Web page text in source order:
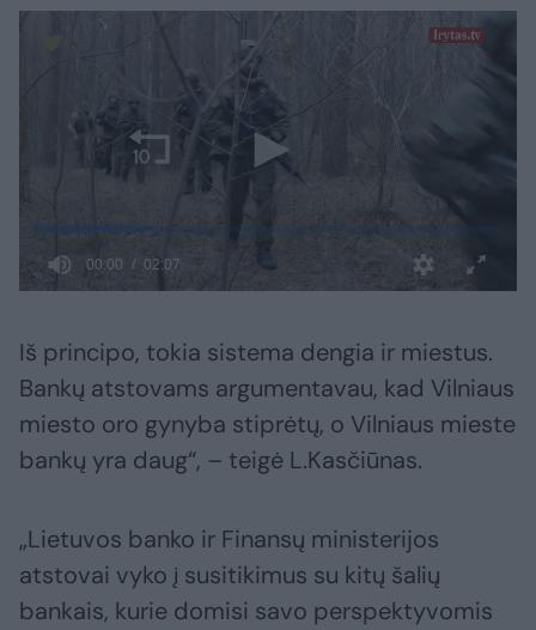
Iš principo, tokia sistema dengia ir miestus.
Bankų atstovams argumentavau, kad Vilniaus
miesto oro gynyba stiprėtų, o Vilniaus mieste
bankų yra daug“, – teigė L.Kasčiūnas.
„Lietuvos banko ir Finansų ministerijos
atstovai vyko į susitikimus su kitų šalių
bankais, kurie domisi savo perspektyvomis